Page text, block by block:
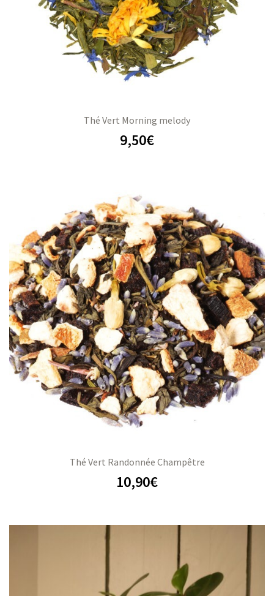
Thé Vert Morning melody
9,50€
Thé Vert Randonnée Champêtre
10,90€